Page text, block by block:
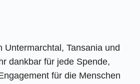
Untermarchtal, Tansania und
dankbar für jede Spende,
für die Menschen